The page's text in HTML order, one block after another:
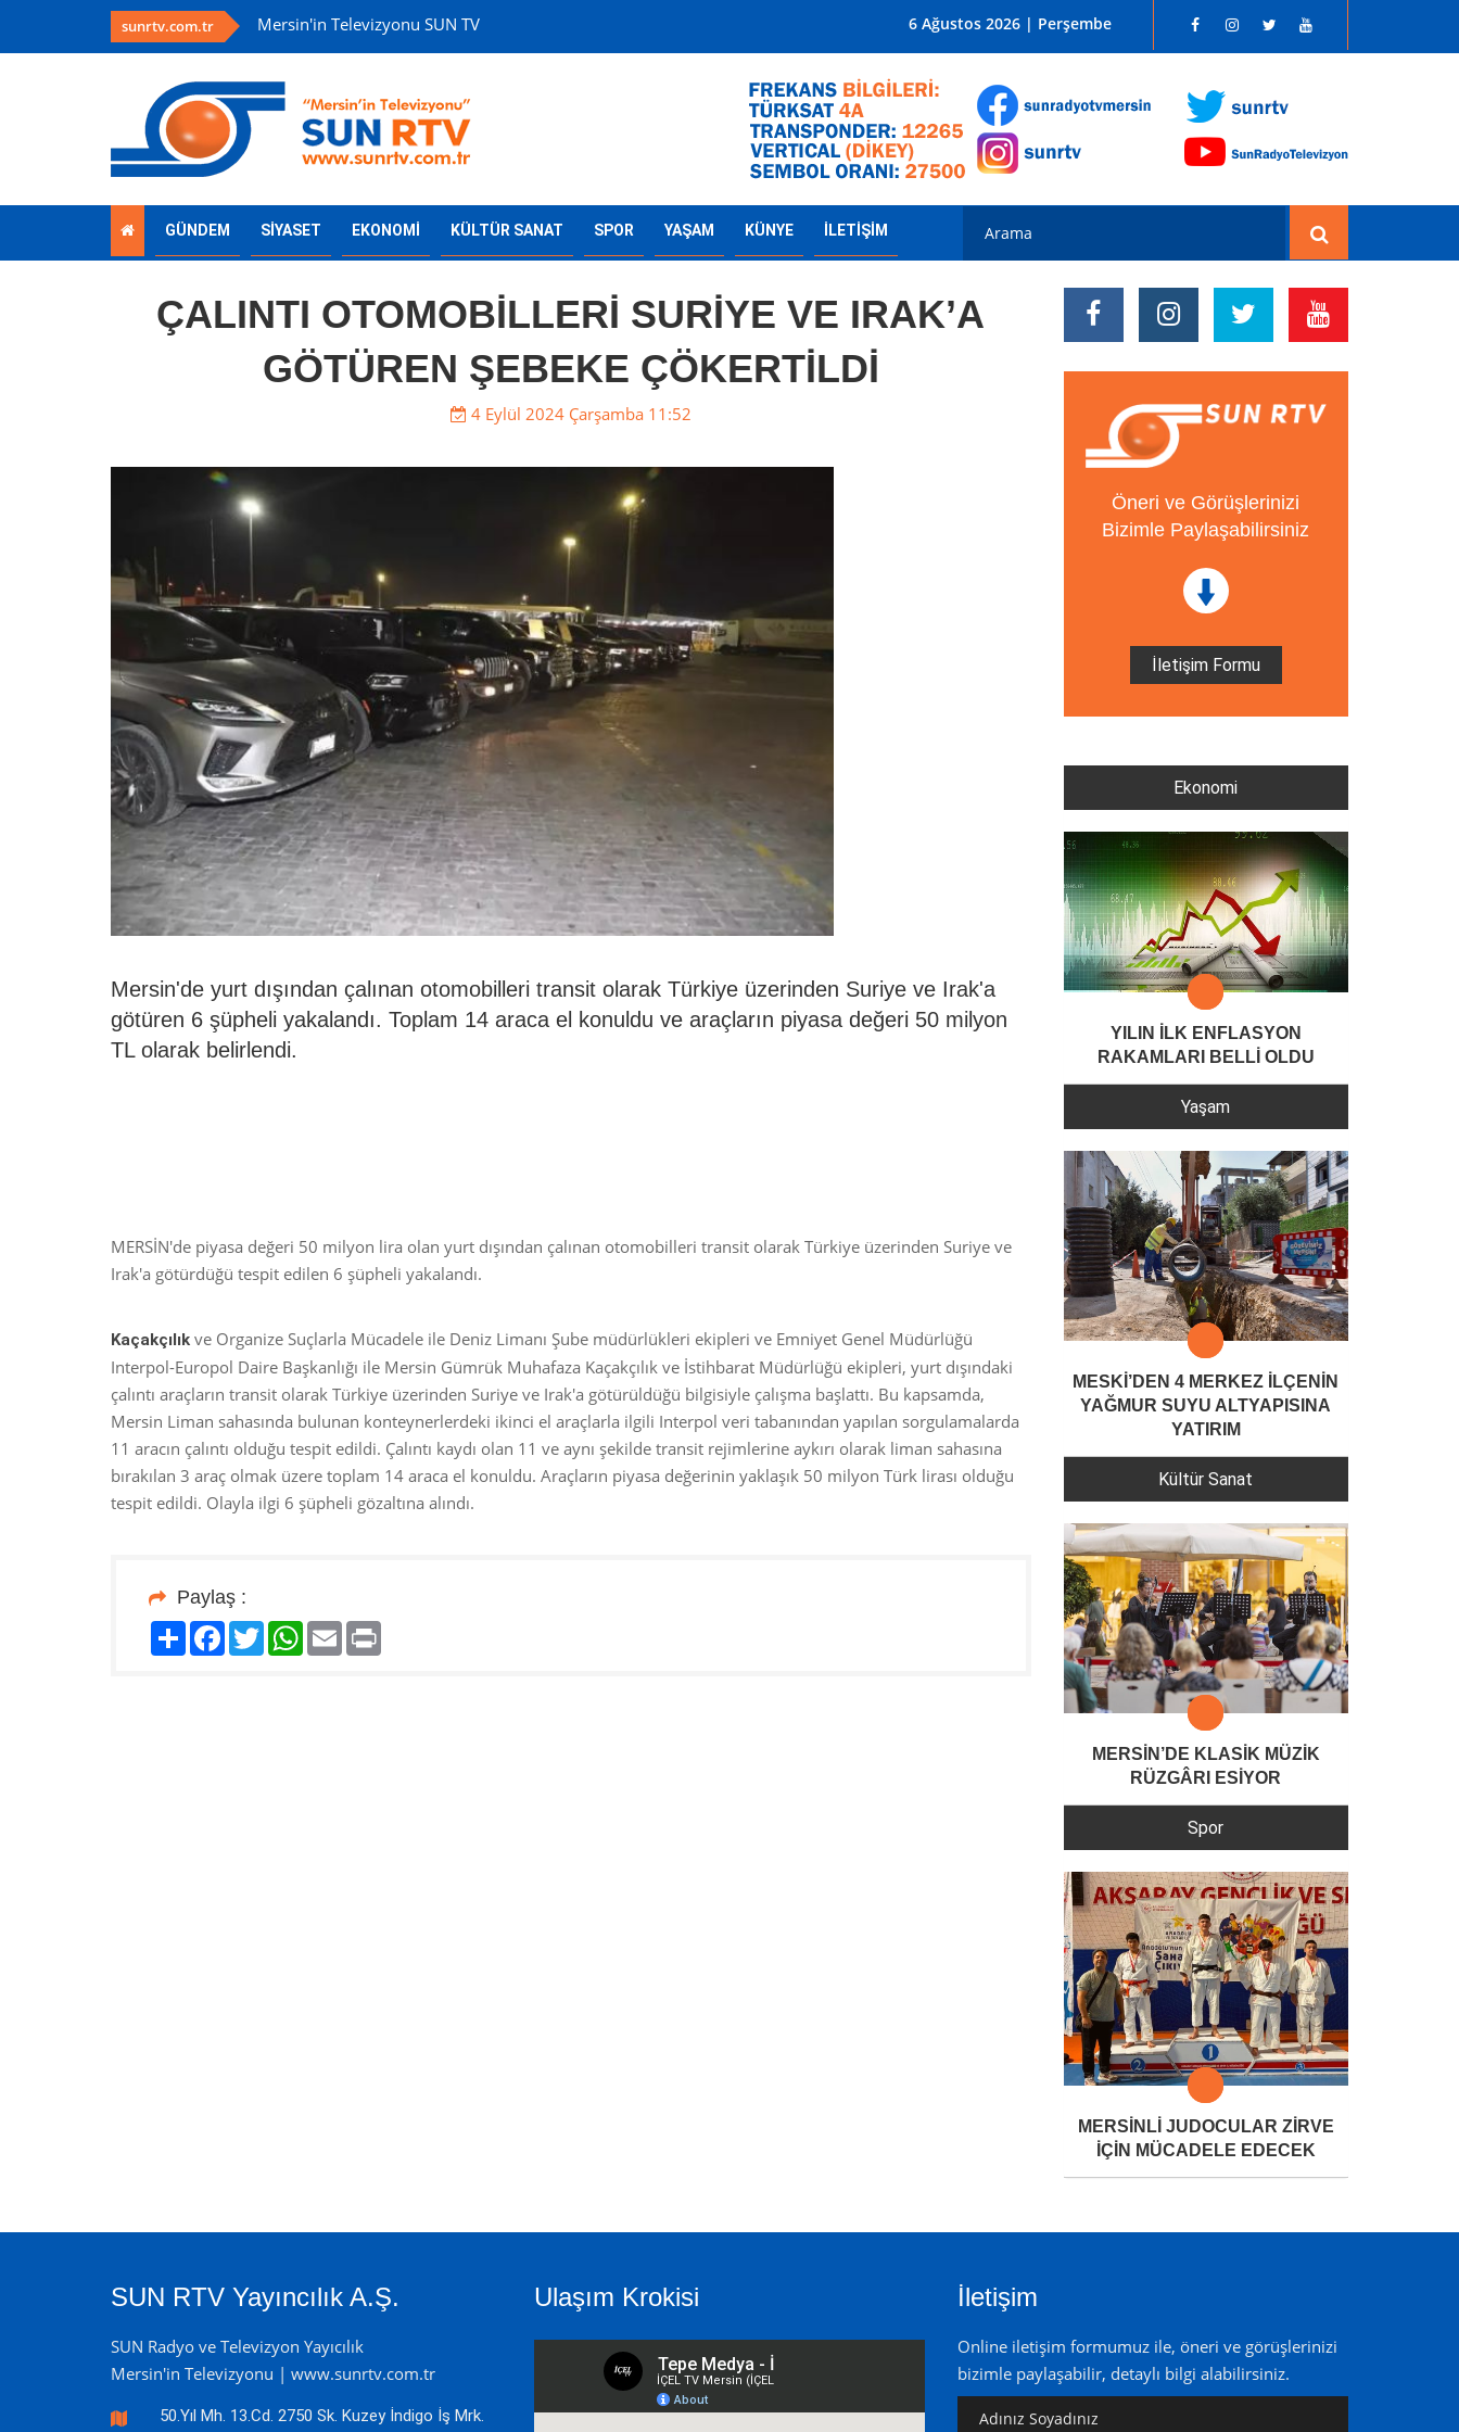
sunrtv.com.tr Mersin'in Televizyonu SUN TV Mersin'in Radyosu SUN RADYO FM 96.1
6 Ağustos 2026 | Perşembe
GÜNDEM SİYASET EKONOMİ KÜLTÜR SANAT SPOR YAŞAM KÜNYE İLETİŞİM
ÇALINTI OTOMOBİLLERİ SURİYE VE IRAK’A
GÖTÜREN ŞEBEKE ÇÖKERTİLDİ
4 Eylül 2024 Çarşamba 11:52
Mersin'de yurt dışından çalınan otomobilleri transit olarak Türkiye üzerinden Suriye ve Irak'a
götüren 6 şüpheli yakalandı. Toplam 14 araca el konuldu ve araçların piyasa değeri 50 milyon
TL olarak belirlendi.
MERSİN'de piyasa değeri 50 milyon lira olan yurt dışından çalınan otomobilleri transit olarak Türkiye üzerinden Suriye ve
Irak'a götürdüğü tespit edilen 6 şüpheli yakalandı.
Kaçakçılık ve Organize Suçlarla Mücadele ile Deniz Limanı Şube müdürlükleri ekipleri ve Emniyet Genel Müdürlüğü
Interpol-Europol Daire Başkanlığı ile Mersin Gümrük Muhafaza Kaçakçılık ve İstihbarat Müdürlüğü ekipleri, yurt dışındaki
çalıntı araçların transit olarak Türkiye üzerinden Suriye ve Irak'a götürüldüğü bilgisiyle çalışma başlattı. Bu kapsamda,
Mersin Liman sahasında bulunan konteynerlerdeki ikinci el araçlarla ilgili Interpol veri tabanından yapılan sorgulamalarda
11 aracın çalıntı olduğu tespit edildi. Çalıntı kaydı olan 11 ve aynı şekilde transit rejimlerine aykırı olarak liman sahasına
bırakılan 3 araç olmak üzere toplam 14 araca el konuldu. Araçların piyasa değerinin yaklaşık 50 milyon Türk lirası olduğu
tespit edildi. Olayla ilgi 6 şüpheli gözaltına alındı.
Paylaş :
PaylaşFacebook
TwitterWhatsApp
Email
Öneri ve Görüşlerinizi
Bizimle Paylaşabilirsiniz
İletişim Formu
Ekonomi
YILIN İLK ENFLASYON
RAKAMLARI BELLİ OLDU
Yaşam
MESKİ’DEN 4 MERKEZ İLÇENİN
YAĞMUR SUYU ALTYAPISINA
YATIRIM
Kültür Sanat
MERSİN’DE KLASİK MÜZİK
RÜZGÂRI ESİYOR
Spor
MERSİNLİ JUDOCULAR ZİRVE
İÇİN MÜCADELE EDECEK
SUN RTV Yayıncılık A.Ş.
SUN Radyo ve Televizyon Yayıcılık
Mersin'in Televizyonu | www.sunrtv.com.tr
50.Yıl Mh. 13.Cd. 2750 Sk. Kuzey İndigo İş Mrk.
Ulaşım Krokisi İletişim
Online iletişim formumuz ile, öneri ve görüşlerinizi
bizimle paylaşabilir, detaylı bilgi alabilirsiniz.